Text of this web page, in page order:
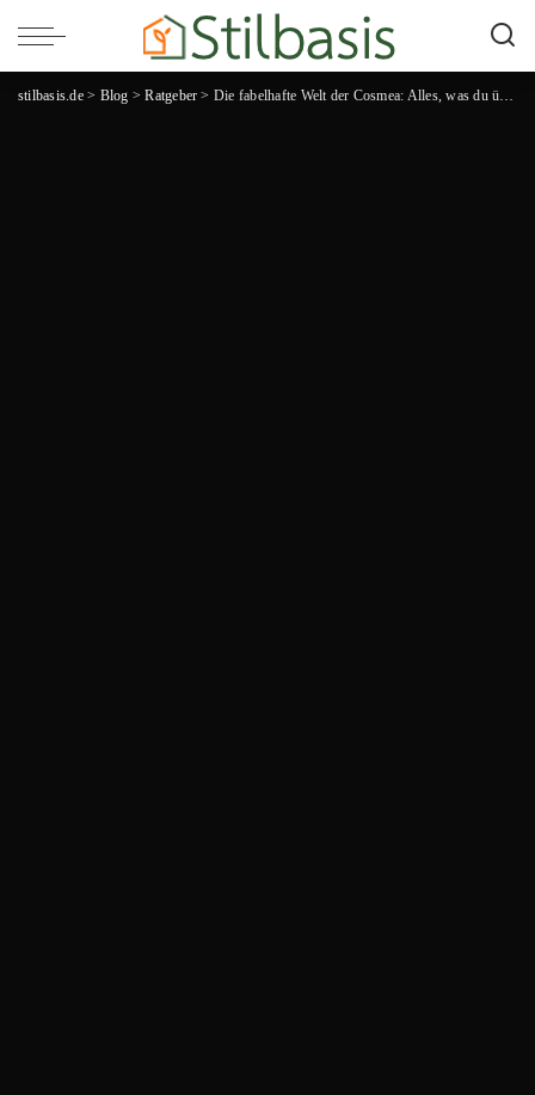
stilbasis.de> Blog >Ratgeber > Die fabelhafte Welt der Cosmea: Alles, was du über diese atemberaubende Blume wissen musst